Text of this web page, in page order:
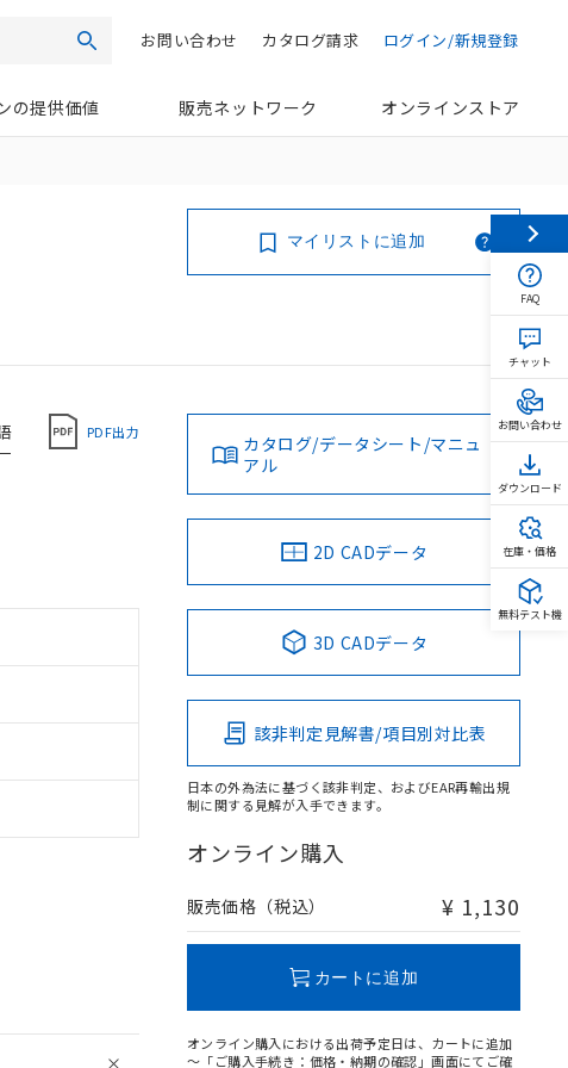
検索 ログイン/新規登録
カタログ請求
お問い合わせ
の提供価値 販売ネットワーク オンラインストア
マイリストに追加
PDF出力
カタログ/データシート/マニュ
アル
2D CADデータ
3D CADデータ
該非判定見解書/項目別対比表
日本の外為法に基づく該非判定、およびEAR再輸出規
制に関する見解が入手できます。
オンライン購入
販売価格（税込） ¥ 1,130
カートに追加
オンライン購入における出荷予定日は、カートに追加
～「ご購入手続き：価格・納期の確認」画面にてご確
FAQ
チャット
お問い合わせ
ダウンロード
在庫・価格
無料テスト機